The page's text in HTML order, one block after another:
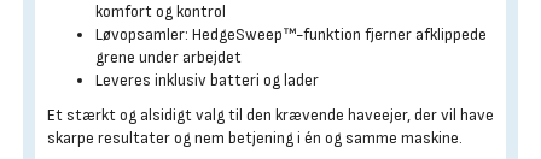
komfort og kontrol
Løvopsamler: HedgeSweep™-funktion fjerner afklippede
grene under arbejdet
Leveres inklusiv batteri og lader
Et stærkt og alsidigt valg til den krævende haveejer, der vil have
skarpe resultater og nem betjening i én og samme maskine.